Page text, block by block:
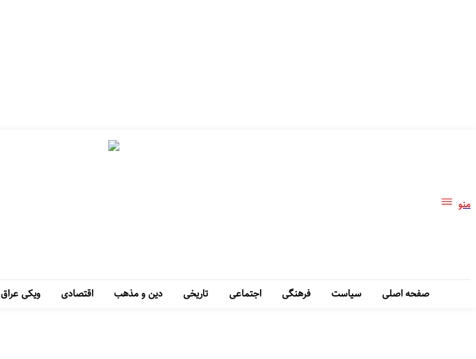
منو
صفحه اصلی سیاست فرهنگی اجتماعی تاریخی دین و مذهب اقتصادی ویکی عراق